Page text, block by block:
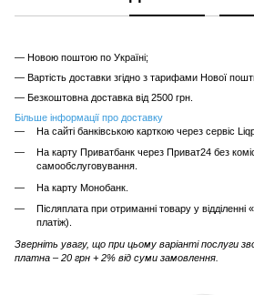
— Новою поштою по Україні;
— Вартість доставки згідно з тарифами Нової
— Безкоштовна доставка від 2500 грн.
Більше інформації про доставку
На сайті банківською карткою через сервіс
На карту Приватбанк через Приват24 без
самообслуговування.
На карту Монобанк.
Післяплата при отриманні товару у
платіж).
Зверніть увагу, що при цьому варіанті послуги
платна – 20 грн + 2% від суми замовлення.